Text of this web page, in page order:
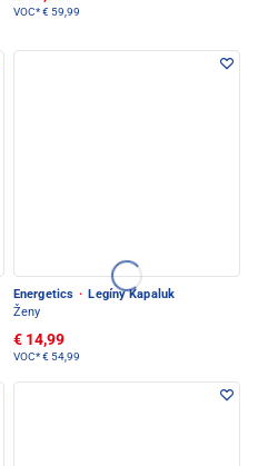
VOC*€ 59,99
Energetics · Legíny Kapaluk
Ženy
€ 14,99
VOC*€ 54,99